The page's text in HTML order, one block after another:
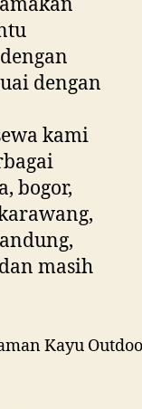
dengan
kami
bogor,
masih